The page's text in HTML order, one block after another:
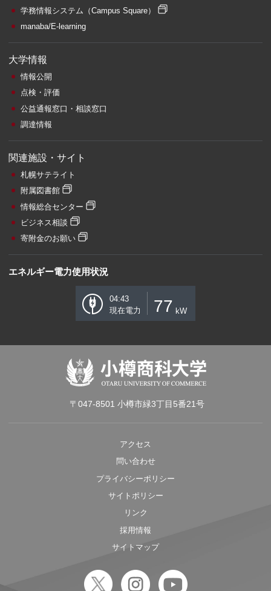
学務情報システム （Campus Square）
manaba/E-learning
大学情報
情報公開
点検・評価
公益通報窓口・相談窓口
調達情報
関連施設・サイト
札幌サテライト
附属図書館
情報総合センター
ビジネス相談
寄附金のお願い
エネルギー電力使用状況
04:43
現在電力
77 kW
〒047-8501 小樽市緑3丁目5番21号
アクセス
問い合わせ
プライバシーポリシー
サイトポリシー
リンク
採用情報
サイトマップ